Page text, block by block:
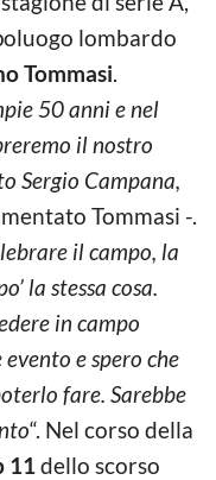
lombardo
Tommasi.
50 anni e nel
il nostro
Sergio Campana,
Tommasi -.
il campo, la
la stessa cosa.
in campo
e spero che
fare. Sarebbe
“. Nel corso della
11dello scorso